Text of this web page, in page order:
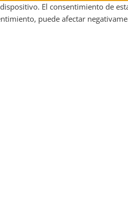
El consentimiento de
puede afectar